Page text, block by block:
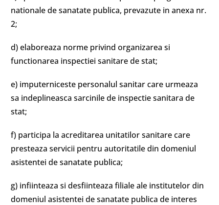
nationale de sanatate publica, prevazute in anexa nr.
2;
d) elaboreaza norme privind organizarea si
functionarea inspectiei sanitare de stat;
e) imputerniceste personalul sanitar care urmeaza
sa indeplineasca sarcinile de inspectie sanitara de
stat;
f) participa la acreditarea unitatilor sanitare care
presteaza servicii pentru autoritatile din domeniul
asistentei de sanatate publica;
g) infiinteaza si desfiinteaza filiale ale institutelor din
domeniul asistentei de sanatate publica de interes